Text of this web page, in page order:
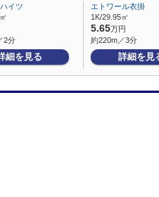
イツ
2分
細を見る
エトワール衣掛
1K/29.95㎡
5.65万円
約220m／3分
詳細を見